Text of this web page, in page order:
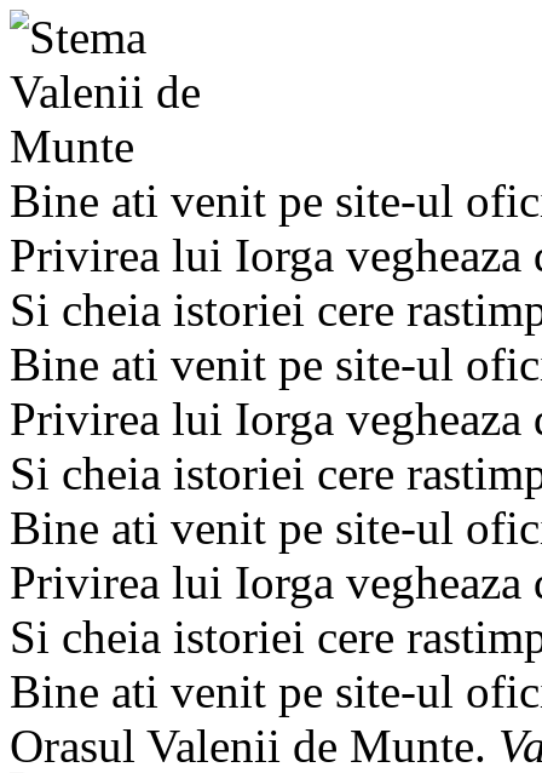
Bine ati venit pe site-ul
Privirea lui Iorga
Si cheia istoriei cere
Bine ati venit pe site-ul
Privirea lui Iorga
Si cheia istoriei cere
Bine ati venit pe site-ul
Privirea lui Iorga
Si cheia istoriei cere
Bine ati venit pe site-ul
Orasul Valenii de Munte.